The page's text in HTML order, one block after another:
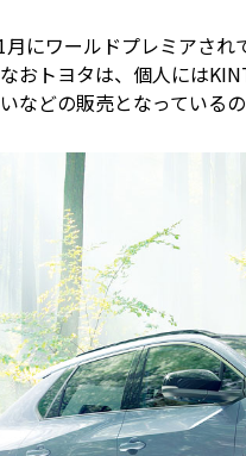
にワールドプレミアさ
おトヨタは、個人には
などの販売となっているの